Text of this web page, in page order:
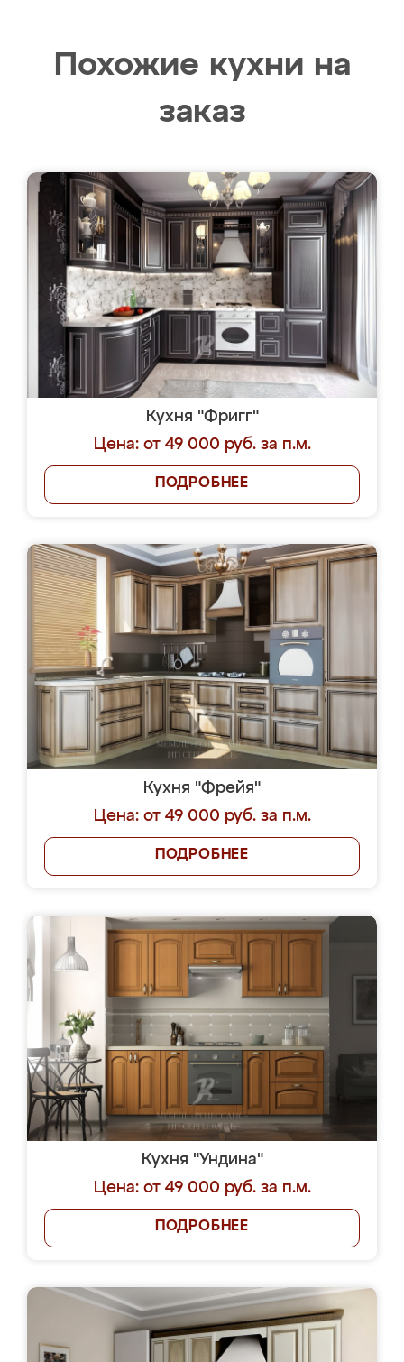
Похожие кухни на
заказ
Кухня "Фригг"
Цена: от 49 000 руб. за п.м.
ПОДРОБНЕЕ
Кухня "Фрейя"
Цена: от 49 000 руб. за п.м.
ПОДРОБНЕЕ
Кухня "Ундина"
Цена: от 49 000 руб. за п.м.
ПОДРОБНЕЕ